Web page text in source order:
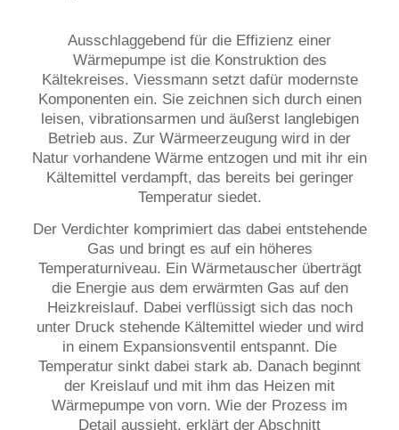
Ausschlaggebend für die Effizienz einer
Wärmepumpe ist die Konstruktion des
Kältekreises. Viessmann setzt dafür modernste
Komponenten ein. Sie zeichnen sich durch einen
leisen, vibrationsarmen und äußerst langlebigen
Betrieb aus. Zur Wärmeerzeugung wird in der
Natur vorhandene Wärme entzogen und mit ihr ein
Kältemittel verdampft, das bereits bei geringer
Temperatur siedet.
Der Verdichter komprimiert das dabei entstehende
Gas und bringt es auf ein höheres
Temperaturniveau. Ein Wärmetauscher überträgt
die Energie aus dem erwärmten Gas auf den
Heizkreislauf. Dabei verflüssigt sich das noch
unter Druck stehende Kältemittel wieder und wird
in einem Expansionsventil entspannt. Die
Temperatur sinkt dabei stark ab. Danach beginnt
der Kreislauf und mit ihm das Heizen mit
Wärmepumpe von vorn. Wie der Prozess im
Detail aussieht, erklärt der Abschnitt